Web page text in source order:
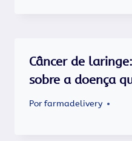
Câncer de
sobre a doença
Porfarmadelivery